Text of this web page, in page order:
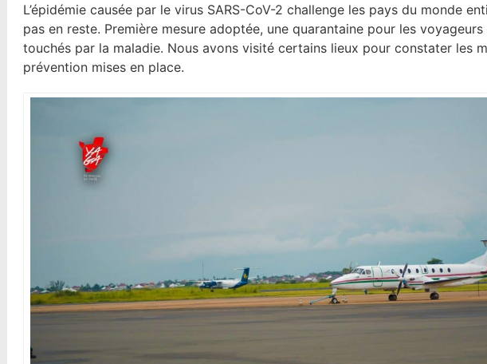
L’épidémie causée par le virus SARS-CoV-2 challenge les pays du monde
pas en reste. Première mesure adoptée, une quarantaine pour les
touchés par la maladie. Nous avons visité certains lieux pour constater les
prévention mises en place.